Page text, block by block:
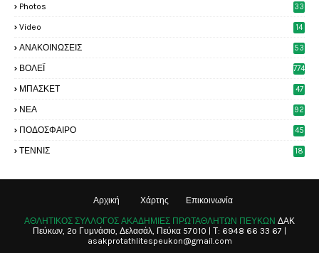
Photos
33
Video
14
ΑΝΑΚΟΙΝΩΣΕΙΣ
53
ΒΟΛΕΪ 774
ΜΠΑΣΚΕΤ
47
ΝΕΑ
92
ΠΟΔΟΣΦΑΙΡΟ
45
ΤΕΝΝΙΣ
18
Αρχική Χάρτης Επικοινωνία
ΑΘΛΗΤΙΚΟΣ ΣΥΛΛΟΓΟΣ ΑΚΑΔΗΜΙΕΣ ΠΡΩΤΑΘΛΗΤΩΝ ΠΕΥΚΩΝ ΔΑΚ
Πεύκων, 2ο Γυμνάσιο, Δελασάλ, Πεύκα 57010 | Τ: 6948 66 33 67 |
asakprotathlitespeukon@gmail.com